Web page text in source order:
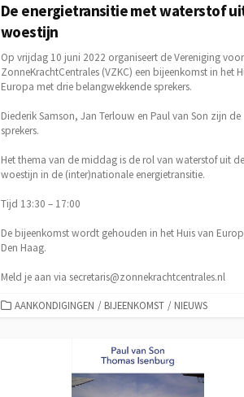
De energietransitie met waterstof
woestijn
Op vrijdag 10 juni 2022 organiseert de Vereniging voor
ZonneKrachtCentrales (VZKC) een bijeenkomst in het
Europa met drie belangwekkende sprekers.
Diederik Samson, Jan Terlouw en Paul van Son zijn de
sprekers.
Het thema van de middag is de rol van waterstof uit de
woestijn in de (inter)nationale energietransitie.
Tijd 13:30 – 17:00
De bijeenkomst wordt gehouden in het Huis van
Den Haag.
Meld je aan via secretaris@zonnekrachtcentrales.nl
CATEGORIEËN
AANKONDIGINGEN / BIJEENKOMST / NIEUWS